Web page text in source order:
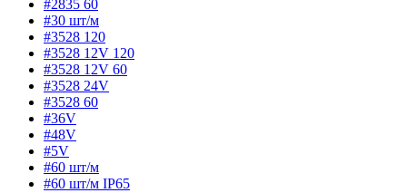
#2835 60
#30 шт/м
#3528 120
#3528 12V 120
#3528 12V 60
#3528 24V
#3528 60
#36V
#48V
#5V
#60 шт/м
#60 шт/м IP65